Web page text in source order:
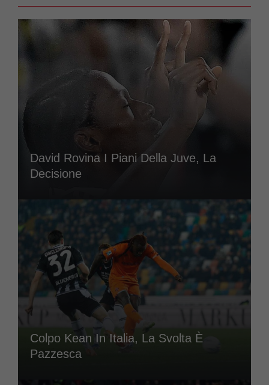
David Rovina I Piani Della Juve, La
Decisione
Colpo Kean In Italia, La Svolta È
Pazzesca